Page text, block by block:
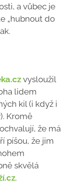
a vůbec je
„hubnout do
vysloužil
lidem
kil (i když i
Kromě
že má
píšou, že jim
skvělá
.